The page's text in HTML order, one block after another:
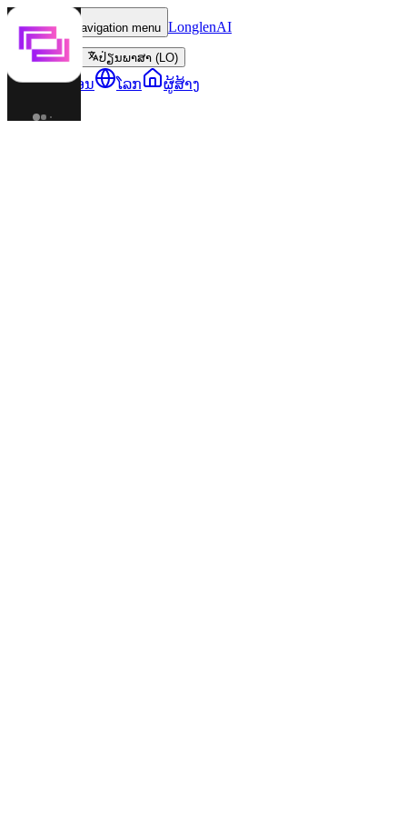
Toggle navigation menu LonglenAI
ປ່ຽນພາສາ (LO)
ຕົວລະຄອນ ໂລກ ຜູ້ສ້າງ